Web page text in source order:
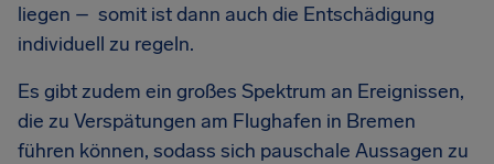
liegen – somit ist dann auch die Entschädigung
individuell zu regeln.
Es gibt zudem ein großes Spektrum an Ereignissen,
die zu Verspätungen am Flughafen in Bremen
führen können, sodass sich pauschale Aussagen zu